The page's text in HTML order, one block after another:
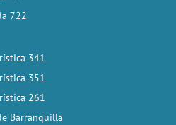
722
341
351
261
Barranquilla